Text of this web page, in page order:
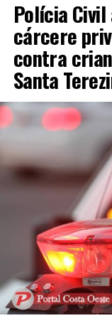
Polícia
cárcere
contra
Santa